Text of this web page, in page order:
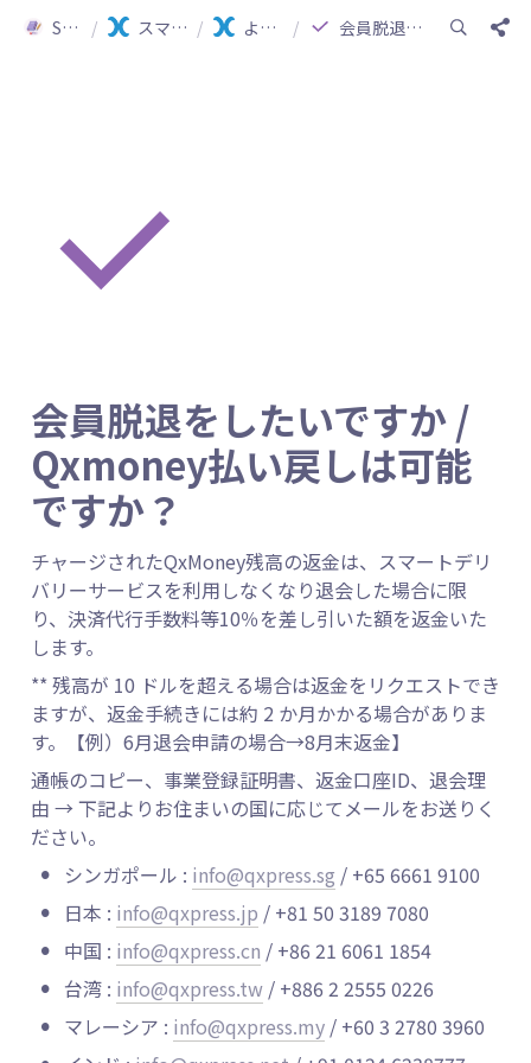
Smartship Guide / スマートシップ ガイド(日本語) / よくある質問（FAQ） / 会員脱退をしたいですか / Qxmoney払い戻しは可能ですか？
会員脱退をしたいですか /
Qxmoney払い戻しは可能
ですか？
チャージされたQxMoney残高の返金は、スマートデリ
バリーサービスを利用しなくなり退会した場合に限
り、決済代行手数料等10％を差し引いた額を返金いた
します。
** 残高が 10 ドルを超える場合は返金をリクエストでき
ますが、返金手続きには約 2 か月かかる場合がありま
す。【例）6月退会申請の場合→8月末返金】
通帳のコピー、事業登録証明書、返金口座ID、退会理
由 → 下記よりお住まいの国に応じてメールをお送りく
ださい。
• シンガポール : info@qxpress.sg / +65 6661 9100
• 日本 : info@qxpress.jp / +81 50 3189 7080
• 中国 : info@qxpress.cn / +86 21 6061 1854
• 台湾 : info@qxpress.tw / +886 2 2555 0226
• マレーシア : info@qxpress.my / +60 3 2780 3960